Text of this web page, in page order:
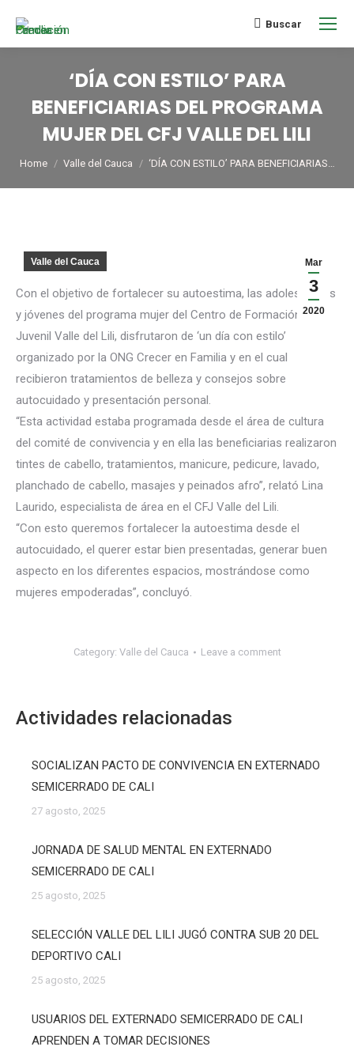
Buscar
‘DÍA CON ESTILO’ PARA
BENEFICIARIAS DEL PROGRAMA
MUJER DEL CFJ VALLE DEL LILI
You are here:
Home Valle del Cauca ‘DÍA CON ESTILO’ PARA BENEFICIARIAS…
Mar
3
2020
Valle del Cauca
Con el objetivo de fortalecer su autoestima, las adolescentes
y jóvenes del programa mujer del Centro de Formación
Juvenil Valle del Lili, disfrutaron de ‘un día con estilo’
organizado por la ONG Crecer en Familia y en el cual
recibieron tratamientos de belleza y consejos sobre
autocuidado y presentación personal.
“Esta actividad estaba programada desde el área de cultura
del comité de convivencia y en ella las beneficiarias realizaron
tintes de cabello, tratamientos, manicure, pedicure, lavado,
planchado de cabello, masajes y peinados afro”, relató Lina
Laurido, especialista de área en el CFJ Valle del Lili.
“Con esto queremos fortalecer la autoestima desde el
autocuidado, el querer estar bien presentadas, generar buen
aspecto en los diferentes espacios, mostrándose como
mujeres empoderadas”, concluyó.
Category: Valle del Cauca Leave a comment
Actividades relacionadas
SOCIALIZAN PACTO DE CONVIVENCIA EN EXTERNADO
SEMICERRADO DE CALI
27 agosto, 2025
JORNADA DE SALUD MENTAL EN EXTERNADO
SEMICERRADO DE CALI
25 agosto, 2025
SELECCIÓN VALLE DEL LILI JUGÓ CONTRA SUB 20 DEL
DEPORTIVO CALI
25 agosto, 2025
USUARIOS DEL EXTERNADO SEMICERRADO DE CALI
APRENDEN A TOMAR DECISIONES